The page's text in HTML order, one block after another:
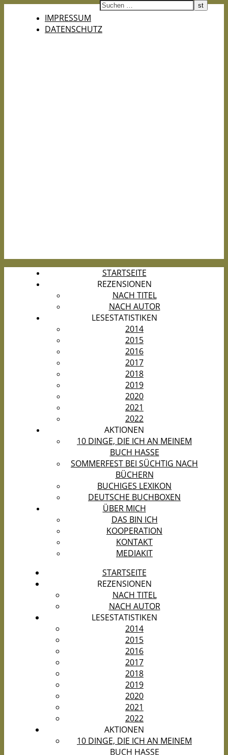
IMPRESSUM
DATENSCHUTZ
STARTSEITE
REZENSIONEN
NACH TITEL
NACH AUTOR
LESESTATISTIKEN
2014
2015
2016
2017
2018
2019
2020
2021
2022
AKTIONEN
10 DINGE, DIE ICH AN MEINEM
BUCH HASSE
SOMMERFEST BEI SÜCHTIG NACH
BÜCHERN
BUCHIGES LEXIKON
DEUTSCHE BUCHBOXEN
ÜBER MICH
DAS BIN ICH
KOOPERATION
KONTAKT
MEDIAKIT
STARTSEITE
REZENSIONEN
NACH TITEL
NACH AUTOR
LESESTATISTIKEN
2014
2015
2016
2017
2018
2019
2020
2021
2022
AKTIONEN
10 DINGE, DIE ICH AN MEINEM
BUCH HASSE